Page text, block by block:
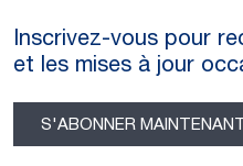
Inscrivez-vous pour
et les mises à jour
S'ABONNER